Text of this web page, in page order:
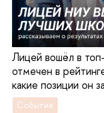
Лицей вошёл в
отмечен в
какие позиции он
Событие